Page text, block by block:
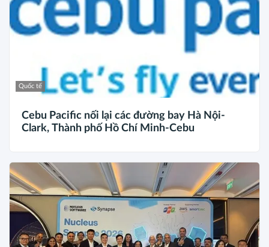
Quốc tế
Cebu Pacific nối lại các đường bay Hà Nội-
Clark, Thành phố Hồ Chí Minh-Cebu